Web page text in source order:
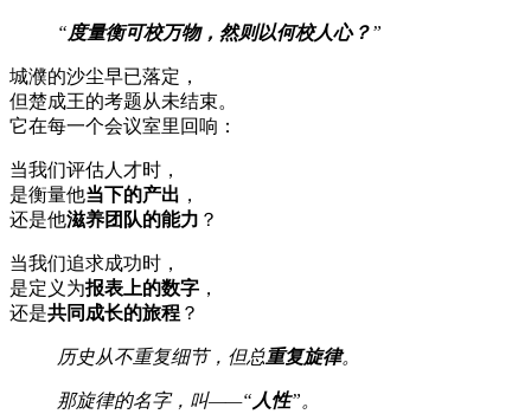
“度量衡可校万物，然则以何校人心？”
城濮的沙尘早已落定，
但楚成王的考题从未结束。
它在每一个会议室里回响：
当我们评估人才时，
是衡量他当下的产出 ，
还是他滋养团队的能力 ？
当我们追求成功时，
是定义为报表上的数字 ，
还是共同成长的旅程 ？
历史从不重复细节，但总重复旋律。
那旋律的名字，叫——“ 人性”。